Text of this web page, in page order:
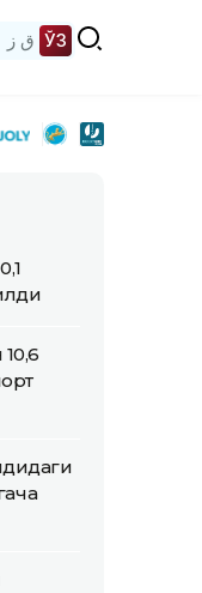
ق ز ЎЗ